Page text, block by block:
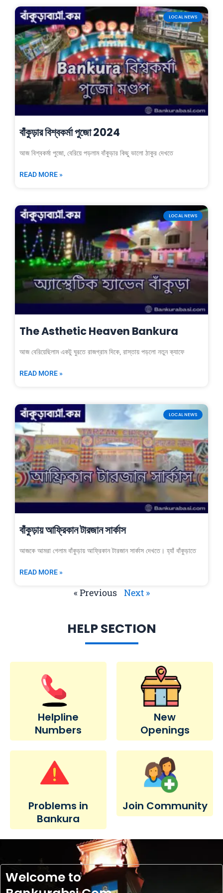
LOCAL NEWS
বাঁকুড়ার বিশ্বকর্মা পুজো 2024
আজ বিশ্বকর্মা পুজো, বেরিয়ে পড়লাম বাঁকুড়ার কিছু ভালো ঠাকুর দেখতে
READ MORE »
LOCAL NEWS
The Asthetic Heaven Bankura
আজ বেরিয়েছিলাম একটু ঘুরতে রাজগ্রাম দিকে, রাস্তায় পড়লো নতুন ক্যাফে
READ MORE »
LOCAL NEWS
বাঁকুড়ায় আফ্রিকান টারজান সার্কাস
আজকে আমরা গেলাম বাঁকুড়ায় আফ্রিকান টারজান সার্কাস দেখতে। হ্যাঁ বাঁকুড়াতে
READ MORE »
« Previous Next »
HELP SECTION
Helpline
Numbers
New
Openings
Problems in
Bankura
Join Community
Welcome to